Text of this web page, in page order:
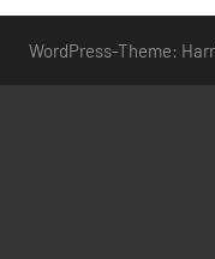
WordPress-Theme: